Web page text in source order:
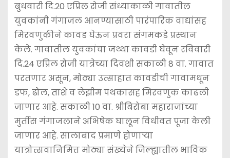
बुधवारी दि.20 एप्रिल रोजी संध्याकाळी गावातील
युवकांनी गंगाजल आनण्यासाठी पारंपारिक वाद्यांसह
मिरवणुकीने कावड घेऊन प्रवरा संगमकडे प्रस्थान
केले. गावातील युवकांचा जथ्था कावडी घेवून रविवारी
दि.24 एप्रिल रोजी यात्रेच्या दिवशी सकाळी 8 वा. गावात
परतणार असून, मोठ्या उत्साहात कावडीची गावामधून
डफ, ढोल, ताशे व लेझीम पथकासह मिरवणुक काढली
जाणार आहे. सकाळी 10 वा. श्रीबिरोबा महाराजांच्या
मुर्तीस गंगाजलाने अभिषेक घालून विधीवत पूजा केली
जाणार आहे. सालाबाद प्रमाणे होणार्‍या
यात्रोत्सवानिमित्त मोठ्या संख्येने जिल्ह्यातील भाविक